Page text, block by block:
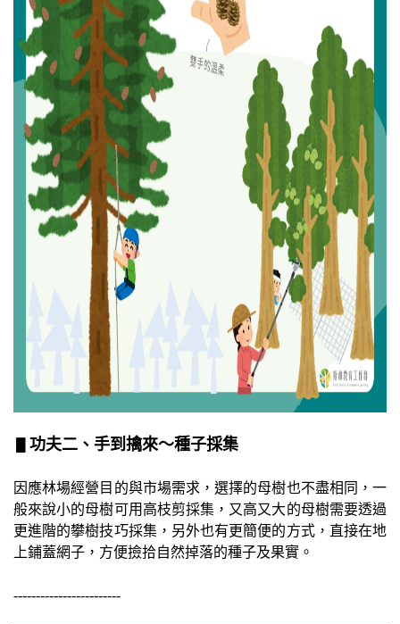
▋ 功夫二、手到擒來～種子採集
因應林場經營目的與市場需求，選擇的母樹也不盡相同，一
般來說小的母樹可用高枝剪採集，又高又大的母樹需要透過
更進階的攀樹技巧採集，另外也有更簡便的方式，直接在地
上鋪蓋網子，方便撿拾自然掉落的種子及果實。
------------------------